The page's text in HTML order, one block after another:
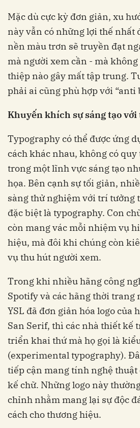
Mặc dù cực kỳ đơn giản, xu
này vẫn có những lợi thế nhất
nền màu trơn sẽ truyền đạt
mà người xem cần - mà không
thiệp nào gây mất tập trung.
phải ai cũng phù hợp với “anti
Khuyến khích sự sáng tạo
Typography có thể được ứng
cách khác nhau, không có
trong một lĩnh vực sáng tạo
họa. Bên cạnh sự tối giản,
sàng thử nghiệm với trí tưởng
đặc biệt là typography. Con
còn mang vác mỗi nhiệm vụ
hiệu, mà đôi khi chúng còn
vụ thu hút người xem.
Trong khi nhiều hãng công
Spotify và các hãng thời trang
YSL đã đơn giản hóa logo của
San Serif, thì các nhà thiết kế
triển khai thứ mà họ gọi là
(experimental typography).
tiếp cận mang tính nghệ
kế chữ. Những logo này
chỉnh nhằm mang lại sự độc
cách cho thương hiệu.